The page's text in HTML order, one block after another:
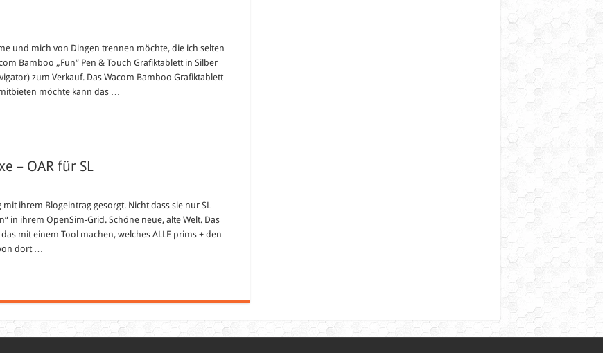
und mich von Dingen trennen möchte, die ich selten
Bamboo „Fun“ Pen & Touch Grafiktablett in Silber
zum Verkauf. Das Wacom Bamboo Grafiktablett
möchte kann das …
– OAR für SL
ihrem Blogeintrag gesorgt. Nicht dass sie nur SL
in ihrem OpenSim-Grid. Schöne neue, alte Welt. Das
mit einem Tool machen, welches ALLE prims + den
dort …